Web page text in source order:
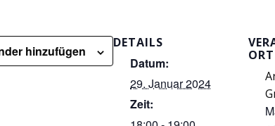
hinzufügen
DETAILS
Datum:
29. Januar 2024
Zeit:
ORT